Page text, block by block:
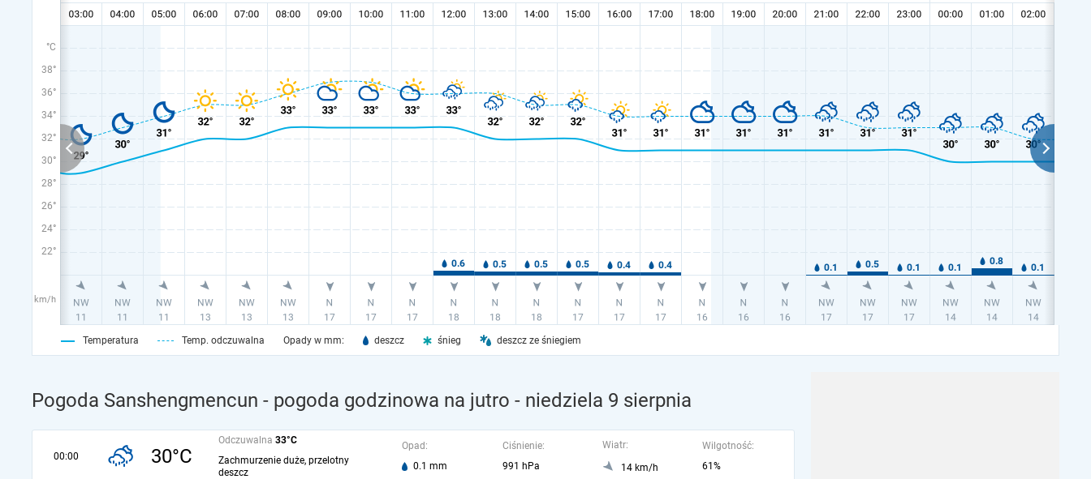
°C
38°
36°
34°
32°
30°
28°
26°
24°
22°
km/h
Temperatura Temp. odczuwalna Opady w mm: deszcz śnieg deszcz ze śniegiem
Pogoda Sanshengmencun - pogoda godzinowa na jutro - niedziela 9 sierpnia
00:00 30°C
Odczuwalna 33°C
Zachmurzenie duże, przelotny
deszcz
Opad:
0.1 mm
Ciśnienie:
991 hPa
Wiatr:
14 km/h
Wilgotność:
61%